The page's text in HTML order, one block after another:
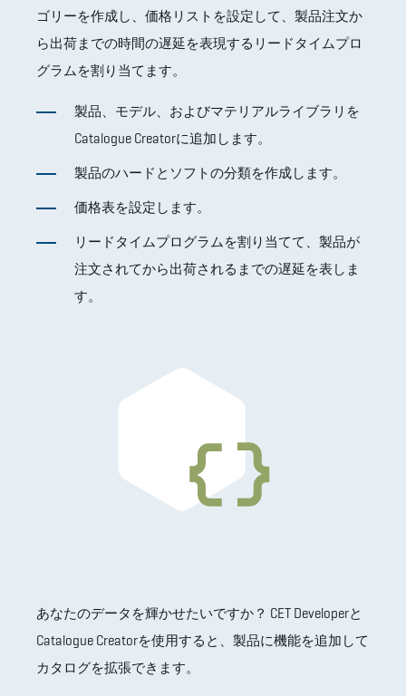
ゴリーを作成し、価格リストを設定して、製品注文か
ら出荷までの時間の遅延を表現するリードタイムプロ
グラムを割り当てます。
製品、モデル、およびマテリアルライブラリを
Catalogue Creatorに追加します。
製品のハードとソフトの分類を作成します。
価格表を設定します。
リードタイムプログラムを割り当てて、製品が
注文されてから出荷されるまでの遅延を表しま
す。
あなたのデータを輝かせたいですか？ CET Developerと
Catalogue Creatorを使用すると、製品に機能を追加して
カタログを拡張できます。